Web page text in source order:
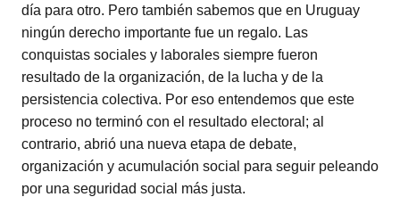
día para otro. Pero también sabemos que en Uruguay
ningún derecho importante fue un regalo. Las
conquistas sociales y laborales siempre fueron
resultado de la organización, de la lucha y de la
persistencia colectiva. Por eso entendemos que este
proceso no terminó con el resultado electoral; al
contrario, abrió una nueva etapa de debate,
organización y acumulación social para seguir peleando
por una seguridad social más justa.